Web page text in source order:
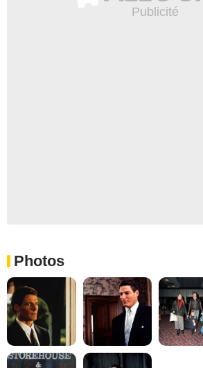
Photos